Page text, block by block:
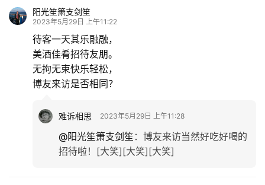
阳光笙箫支剑笙
2023年5月29日 上午11:22
待客一天其乐融融，
美酒佳肴招待友朋。
无拘无束快乐轻松，
博友来访是否相同？
难诉相思 2023年5月29日 上午11:28
@阳光笙箫支剑笙 ： 博友来访当然好吃好喝的
招待啦！[大笑][大笑][大笑]